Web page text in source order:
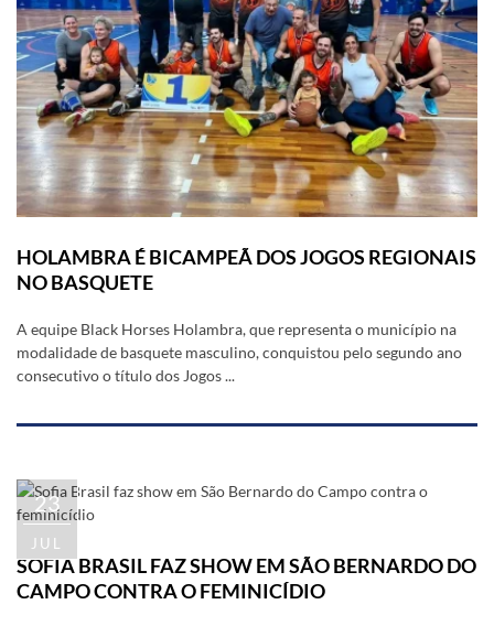
HOLAMBRA É BICAMPEÃ DOS JOGOS REGIONAIS
NO BASQUETE
A equipe Black Horses Holambra, que representa o município na
modalidade de basquete masculino, conquistou pelo segundo ano
consecutivo o título dos Jogos ...
23
JUL
SOFIA BRASIL FAZ SHOW EM SÃO BERNARDO DO
CAMPO CONTRA O FEMINICÍDIO